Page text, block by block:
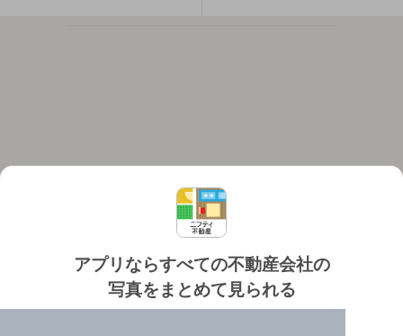
アプリならすべての不動産会社の
写真をまとめて見られる
個人情報保護ポリシー 利用規約